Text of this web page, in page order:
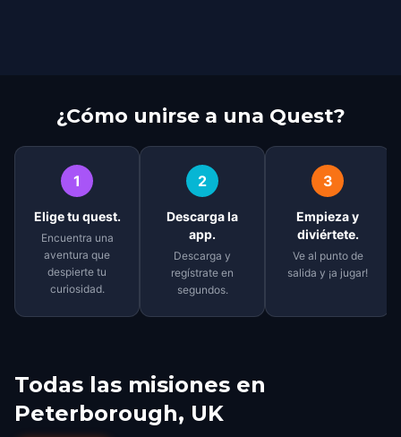
¿Cómo unirse a una Quest?
1
Elige tu quest.
Encuentra una
aventura que
despierte tu
curiosidad.
2
Descarga la
app.
Descarga y
regístrate en
segundos.
3
Empieza y
diviértete.
Ve al punto de
salida y ¡a jugar!
Todas las misiones en
Peterborough, UK